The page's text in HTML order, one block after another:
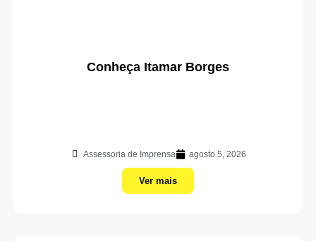
Conheça Itamar Borges
Assessoria de Imprensa agosto 5, 2026
Ver mais